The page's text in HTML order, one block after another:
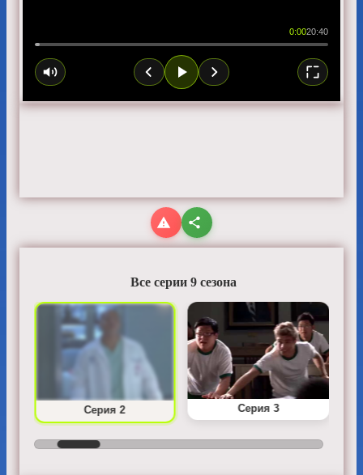
0:0020:40
Все серии 9 сезона
Серия 2 Серия 3